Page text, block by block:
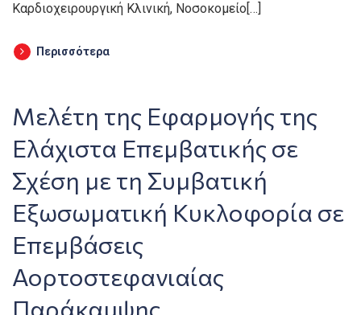
Καρδιοχειρουργική Κλινική, Νοσοκομείο[…]
Περισσότερα
Μελέτη της Εφαρμογής της
Ελάχιστα Επεμβατικής σε
Σχέση με τη Συμβατική
Εξωσωματική Κυκλοφορία σε
Επεμβάσεις
Αορτοστεφανιαίας
Παράκαμψης